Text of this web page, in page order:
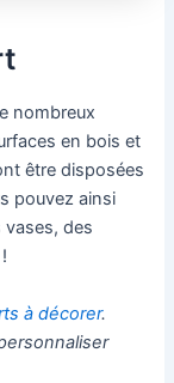
nombreux
en bois et
être disposées
pouvez ainsi
des
à décorer.